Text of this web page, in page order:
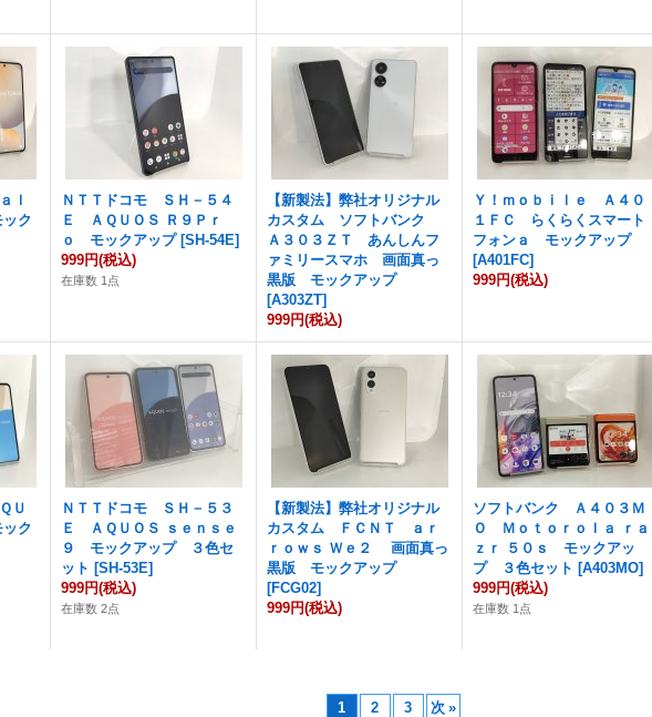
ｌ
ク
ＮＴＴドコモ ＳＨ－５４
Ｅ ＡＱＵＯＳ Ｒ９Ｐｒ
ｏ モックアップ [SH-54E]
999円(税込)
在庫数 1点
【新製法】弊社オリジナル
カスタム ソフトバンク
Ａ３０３ＺＴ あんしんフ
ァミリースマホ 画面真っ
黒版 モックアップ
[A303ZT]
999円(税込)
Ｙ！ｍｏｂｉｌｅ Ａ４０
１ＦＣ らくらくスマート
フォンａ モックアップ
[A401FC]
999円(税込)
Ｕ
ク
ＮＴＴドコモ ＳＨ－５３
Ｅ ＡＱＵＯＳ ｓｅｎｓｅ
９ モックアップ ３色セ
ット [SH-53E]
999円(税込)
在庫数 2点
【新製法】弊社オリジナル
カスタム ＦＣＮＴ ａｒ
ｒｏｗｓ Ｗｅ２ 画面真っ
黒版 モックアップ
[FCG02]
999円(税込)
ソフトバンク Ａ４０３Ｍ
Ｏ Ｍｏｔｏｒｏｌａ ｒａ
ｚｒ ５０ｓ モックアッ
プ ３色セット [A403MO]
999円(税込)
在庫数 1点
1 2 3 次 »